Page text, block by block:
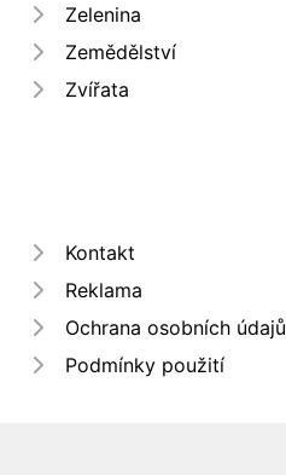
Zelenina
Zemědělství
Zvířata
Kontakt
Reklama
Ochrana osobních údajů
Podmínky použití